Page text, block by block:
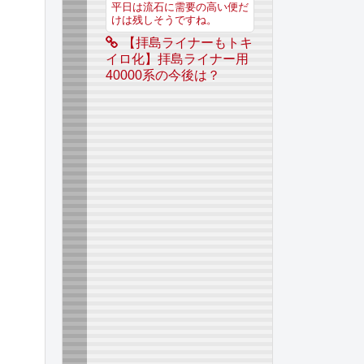
平日は流石に需要の高い便だ
けは残しそうですね。
【拝島ライナーもトキ
イロ化】拝島ライナー用
40000系の今後は？